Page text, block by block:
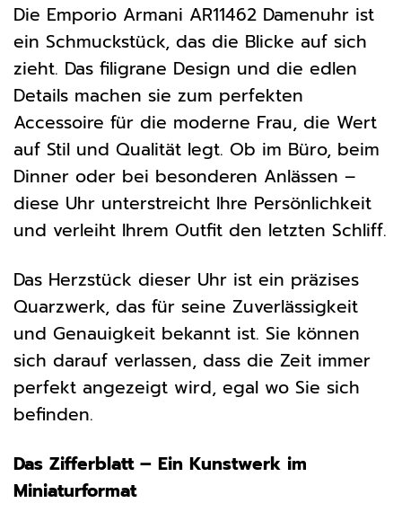
Die Emporio Armani AR11462 Damenuhr ist
ein Schmuckstück, das die Blicke auf sich
zieht. Das filigrane Design und die edlen
Details machen sie zum perfekten
Accessoire für die moderne Frau, die Wert
auf Stil und Qualität legt. Ob im Büro, beim
Dinner oder bei besonderen Anlässen –
diese Uhr unterstreicht Ihre Persönlichkeit
und verleiht Ihrem Outfit den letzten Schliff.
Das Herzstück dieser Uhr ist ein präzises
Quarzwerk, das für seine Zuverlässigkeit
und Genauigkeit bekannt ist. Sie können
sich darauf verlassen, dass die Zeit immer
perfekt angezeigt wird, egal wo Sie sich
befinden.
Das Zifferblatt – Ein Kunstwerk im
Miniaturformat